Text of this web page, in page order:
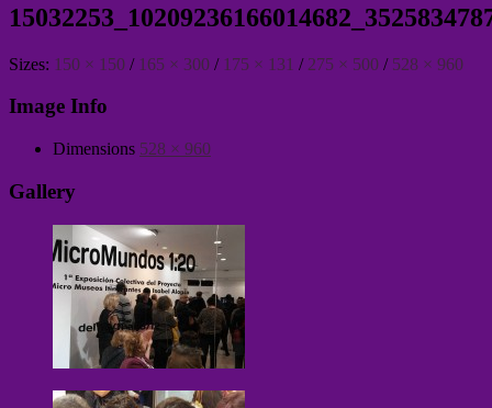
Sizes: 150 × 150 / 165 × 300 / 175 × 131 / 275 × 500 / 528 × 960
Image Info
Dimensions 528 × 960
Gallery